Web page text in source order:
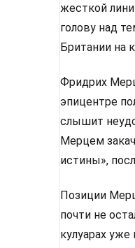
жесткой
голову над
Британии на
Фридрих
эпицентре
слышит
Мерцем
истины»,
Позиции
почти не
кулуарах